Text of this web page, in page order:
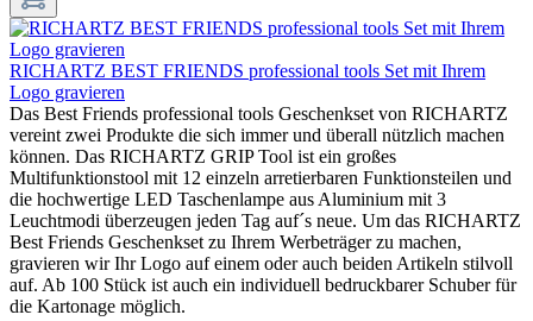
RICHARTZ BEST FRIENDS professional tools Set mit Ihrem
Logo gravieren
Das Best Friends professional tools Geschenkset von RICHARTZ
vereint zwei Produkte die sich immer und überall nützlich machen
können. Das RICHARTZ GRIP Tool ist ein großes
Multifunktionstool mit 12 einzeln arretierbaren Funktionsteilen und
die hochwertige LED Taschenlampe aus Aluminium mit 3
Leuchtmodi überzeugen jeden Tag auf´s neue. Um das RICHARTZ
Best Friends Geschenkset zu Ihrem Werbeträger zu machen,
gravieren wir Ihr Logo auf einem oder auch beiden Artikeln stilvoll
auf. Ab 100 Stück ist auch ein individuell bedruckbarer Schuber für
die Kartonage möglich.